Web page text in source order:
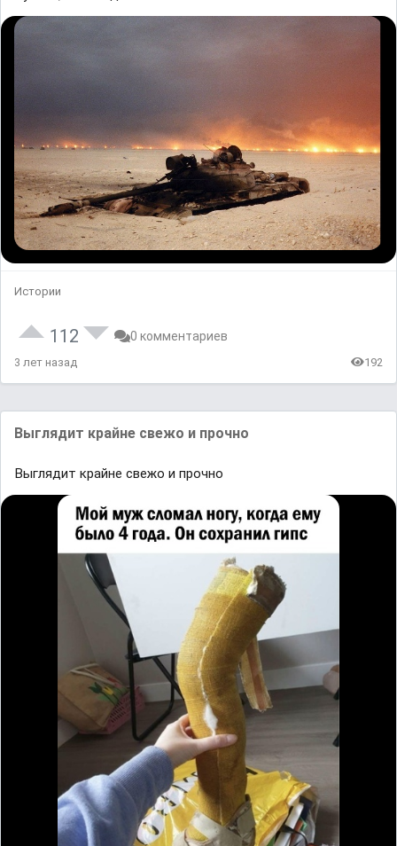
Истории
112 0 комментариев
3 лет назад 192
Выглядит крайне свежо и прочно
Выглядит крайне свежо и прочно